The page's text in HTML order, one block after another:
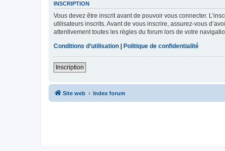
INSCRIPTION
Vous devez être inscrit avant de pouvoir vous connecter.
utilisateurs inscrits. Avant de vous inscrire, assurez-vous
attentivement toutes les règles du forum lors de votre
Conditions d’utilisation | Politique de confidentialité
Inscription
Site web Index forum